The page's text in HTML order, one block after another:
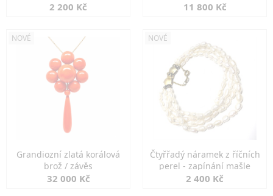
2 200 Kč 11 800 Kč
NOVÉ
Grandiozní zlatá korálová
brož / závěs
32 000 Kč
NOVÉ
Čtyřřadý náramek z říčních
perel - zapínání mašle
2 400 Kč